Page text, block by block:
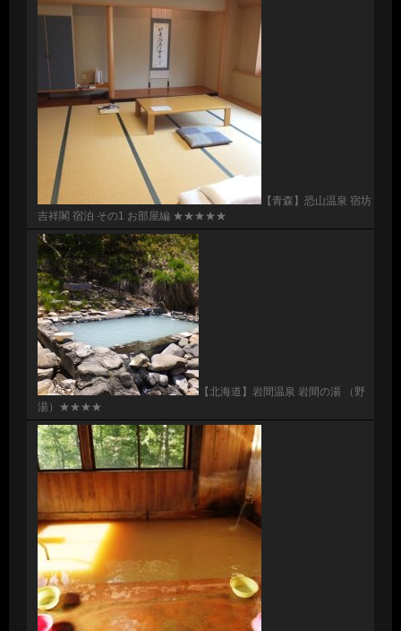
【青森】恐山温泉 宿坊
吉祥閣 宿泊 その1 お部屋編 ★★★★★
【北海道】岩間温泉 岩間の湯 （野
湯）★★★★